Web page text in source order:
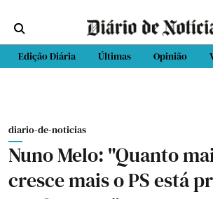
Edição Diária Últimas Opinião
diario-de-noticias
Nuno Melo: "Quanto
cresce mais o PS está